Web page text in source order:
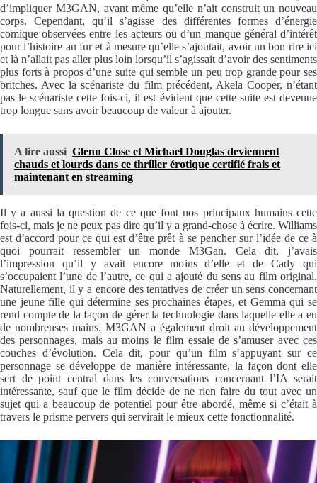
d’impliquer M3GAN, avant même qu’elle n’ait construit un nouveau
corps. Cependant, qu’il s’agisse des différentes formes d’énergie
comique observées entre les acteurs ou d’un manque général d’intérêt
pour l’histoire au fur et à mesure qu’elle s’ajoutait, avoir un bon rire ici
et là n’allait pas aller plus loin lorsqu’il s’agissait d’avoir des sentiments
plus forts à propos d’une suite qui semble un peu trop grande pour ses
britches. Avec la scénariste du film précédent, Akela Cooper, n’étant
pas le scénariste cette fois-ci, il est évident que cette suite est devenue
trop longue sans avoir beaucoup de valeur à ajouter.
A lire aussi Glenn Close et Michael Douglas deviennent
chauds et lourds dans ce thriller érotique certifié frais et
maintenant en streaming
Il y a aussi la question de ce que font nos principaux humains cette
fois-ci, mais je ne peux pas dire qu’il y a grand-chose à écrire. Williams
est d’accord pour ce qui est d’être prêt à se pencher sur l’idée de ce à
quoi pourrait ressembler un monde M3Gan. Cela dit, j’avais
l’impression qu’il y avait encore moins d’elle et de Cady qui
s’occupaient l’une de l’autre, ce qui a ajouté du sens au film original.
Naturellement, il y a encore des tentatives de créer un sens concernant
une jeune fille qui détermine ses prochaines étapes, et Gemma qui se
rend compte de la façon de gérer la technologie dans laquelle elle a eu
de nombreuses mains. M3GAN a également droit au développement
des personnages, mais au moins le film essaie de s’amuser avec ces
couches d’évolution. Cela dit, pour qu’un film s’appuyant sur ce
personnage se développe de manière intéressante, la façon dont elle
sert de point central dans les conversations concernant l’IA serait
intéressante, sauf que le film décide de ne rien faire du tout avec un
sujet qui a beaucoup de potentiel pour être abordé, même si c’était à
travers le prisme pervers qui servirait le mieux cette fonctionnalité.